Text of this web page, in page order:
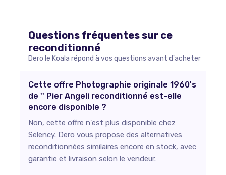
Questions fréquentes sur ce
reconditionné
Dero le Koala répond à vos questions avant d'acheter
Cette offre Photographie originale 1960's
de '' Pier Angeli reconditionné est-elle
encore disponible ?
Non, cette offre n'est plus disponible chez
Selency. Dero vous propose des alternatives
reconditionnées similaires encore en stock, avec
garantie et livraison selon le vendeur.